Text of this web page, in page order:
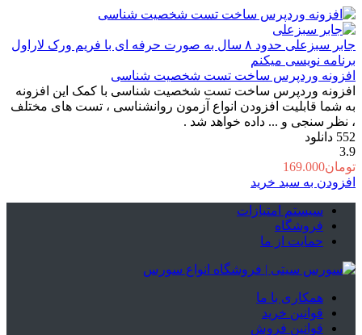
جابر سبزعلی
حدود ۸ سال به صورت حرفه ای با فریم ورک لاراول
برنامه نویسی میکنم
افزونه وردپرس ساخت تست شخصیت‌ شناسی
افزونه وردپرس ساخت تست شخصیت‌ شناسی با کمک این افزونه
به شما قابلیت افزودن انواع آزمون روانشناسی ، تست های مختلف
، نظر سنجی و ... داده خواهد شد .
552 دانلود
3.9
تومان169.000
افزودن به سبد خرید
سیستم امتیازات
فروشگاه
حمایت از ما
همکاری با ما
قوانین خرید
قوانین فروش